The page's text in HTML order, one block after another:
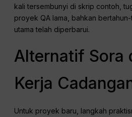
kali tersembunyi di skrip contoh,
proyek QA lama, bahkan
utama telah diperbarui.
Alternatif Sora
Kerja
Untuk proyek baru, langkah